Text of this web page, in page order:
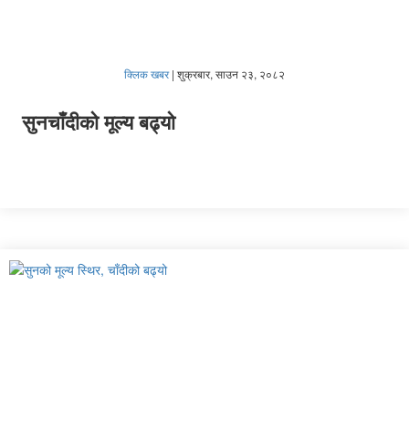
क्लिक खबर| शुक्रबार, साउन २३, २०८२
सुनचाँदीको मूल्य बढ्यो